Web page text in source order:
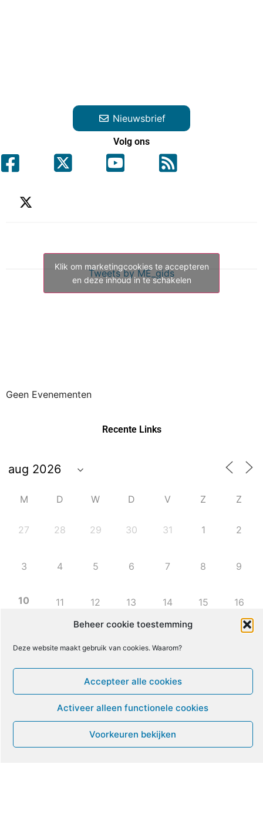
Beheer cookie toestemming
Deze website maakt gebruik van cookies. Waarom?
Accepteer alle cookies
Activeer alleen functionele cookies
Voorkeuren bekijken
Nieuwsbrief
Volg ons
Tweets by ME_gids
Klik om marketingcookies te accepteren
en deze inhoud in te schakelen
Geen Evenementen
Recente Links
M D W D V Z Z
27 28 29 30 31 1 2
3 4 5 6 7 8 9
10 11 12 13 14 15 16
1 2 3 4 5